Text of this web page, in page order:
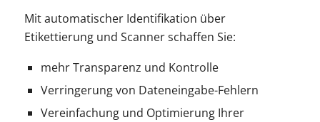
Mit automatischer Identifikation über
Etikettierung und Scanner schaffen Sie:
mehr Transparenz und Kontrolle
Verringerung von Dateneingabe-Fehlern
Vereinfachung und Optimierung Ihrer